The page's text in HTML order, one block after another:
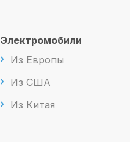
Электромобили
Из Европы
Из США
Из Китая